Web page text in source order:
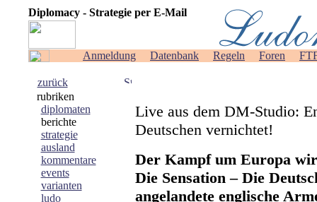
Diplomacy - Strategie per E-Mail
Anmeldung Datenbank Regeln Foren
zurück
rubriken
diplomaten
berichte
strategie
ausland
kommentare
events
varianten
ludo
Live aus dem DM-Studio:
Deutschen vernichtet!
Der Kampf um Europa
Die Sensation – Die
angelandete englische